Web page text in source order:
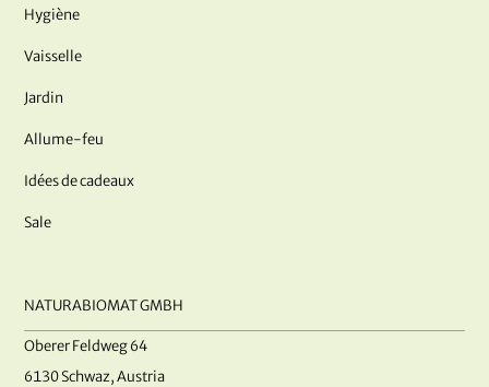
Hygiène
Vaisselle
Jardin
Allume-feu
Idées de cadeaux
Sale
NATURABIOMAT GMBH
Oberer Feldweg 64
6130 Schwaz, Austria